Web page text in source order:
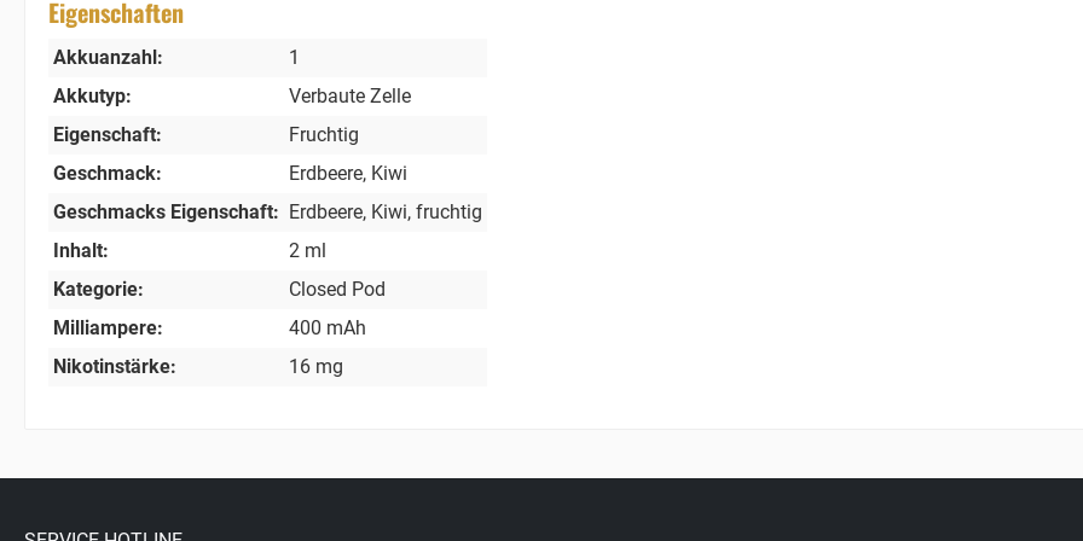
Eigenschaften
Akkuanzahl:
1
Akkutyp:
Verbaute Zelle
Eigenschaft:
Fruchtig
Geschmack:
Erdbeere, Kiwi
Geschmacks Eigenschaft: Erdbeere, Kiwi, fruchtig
Inhalt:
2 ml
Kategorie:
Closed Pod
Milliampere:
400 mAh
Nikotinstärke:
16 mg